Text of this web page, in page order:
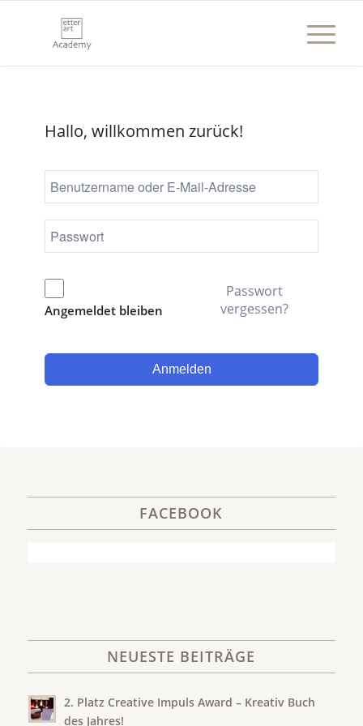
Hallo, willkommen zurück!
Angemeldet bleiben
Passwort
vergessen?
Anmelden
FACEBOOK
NEUESTE BEITRÄGE
2. Platz Creative Impuls Award – Kreativ Buch
des Jahres!